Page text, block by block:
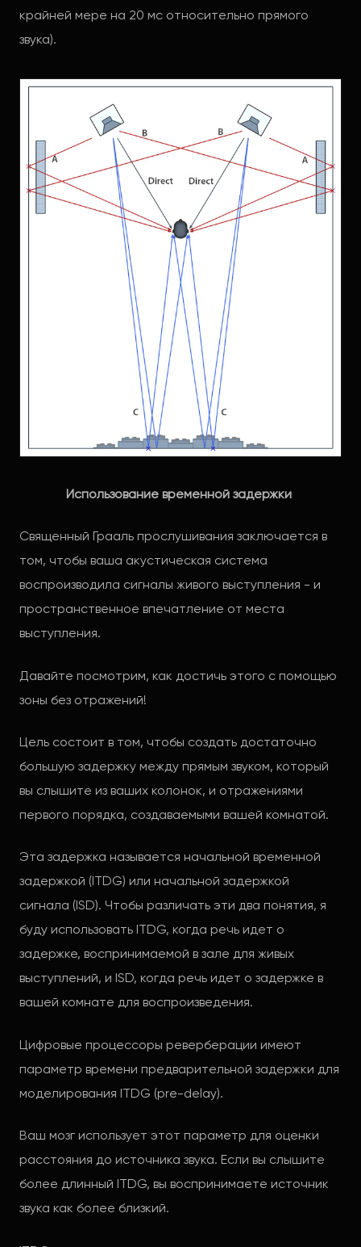
крайней мере на 20 мс относительно прямого
звука).
Использование временной задержки
Священный Грааль прослушивания заключается в
том, чтобы ваша акустическая система
воспроизводила сигналы живого выступления - и
пространственное впечатление от места
выступления.
Давайте посмотрим, как достичь этого с помощью
зоны без отражений!
Цель состоит в том, чтобы создать достаточно
большую задержку между прямым звуком, который
вы слышите из ваших колонок, и отражениями
первого порядка, создаваемыми вашей комнатой.
Эта задержка называется начальной временной
задержкой (ITDG) или начальной задержкой
сигнала (ISD). Чтобы различать эти два понятия, я
буду использовать ITDG, когда речь идет о
задержке, воспринимаемой в зале для живых
выступлений, и ISD, когда речь идет о задержке в
вашей комнате для воспроизведения.
Цифровые процессоры реверберации имеют
параметр времени предварительной задержки для
моделирования ITDG (pre-delay).
Ваш мозг использует этот параметр для оценки
расстояния до источника звука. Если вы слышите
более длинный ITDG, вы воспринимаете источник
звука как более близкий.